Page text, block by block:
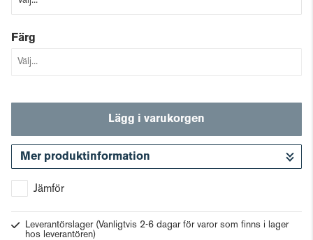
Färg
Lägg i varukorgen
Mer produktinformation
Jämför
Leverantörslager (Vanligtvis 2-6 dagar för varor som finns i lager
hos leverantören)